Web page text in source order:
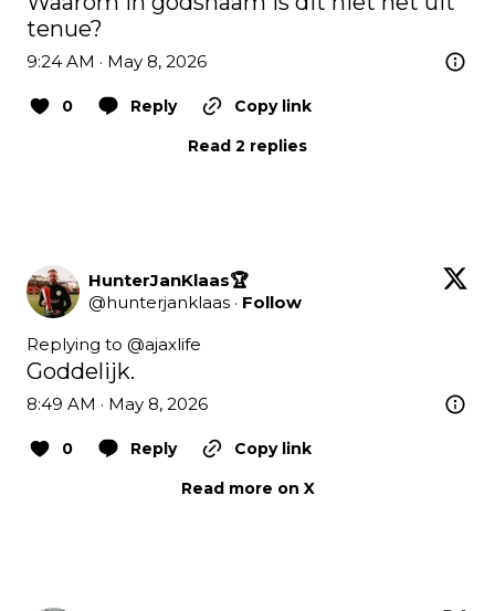
tenue?
9:24 AM · May 8, 2026
0 Reply
Copy link
Read 2 replies
HunterJanKlaas🏆
@hunterjanklaas · Follow
Replying to @ajaxlife
Goddelijk.
8:49 AM · May 8, 2026
0 Reply
Copy link
Read more on X